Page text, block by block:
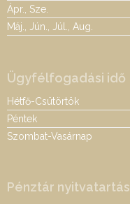
Ápr., Sze.
Máj., Jún., Júl., Aug.
Ügyfélfogadási idő
Hétfő-Csütörtök
Péntek
Szombat-Vasárnap
Pénztár nyitvatartás